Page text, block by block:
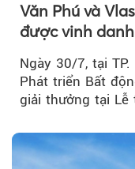
Văn Phú và
được vinh
Real Estate
Ngày 30/7, tại
Phát triển Bất
giải thưởng tại Lễ